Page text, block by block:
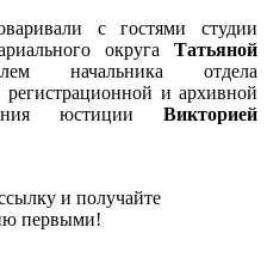
с гостями студии
округа Татьяной
начальника отдела
регистрационной и архивной
юстиции Викторией
и получайте
первыми!